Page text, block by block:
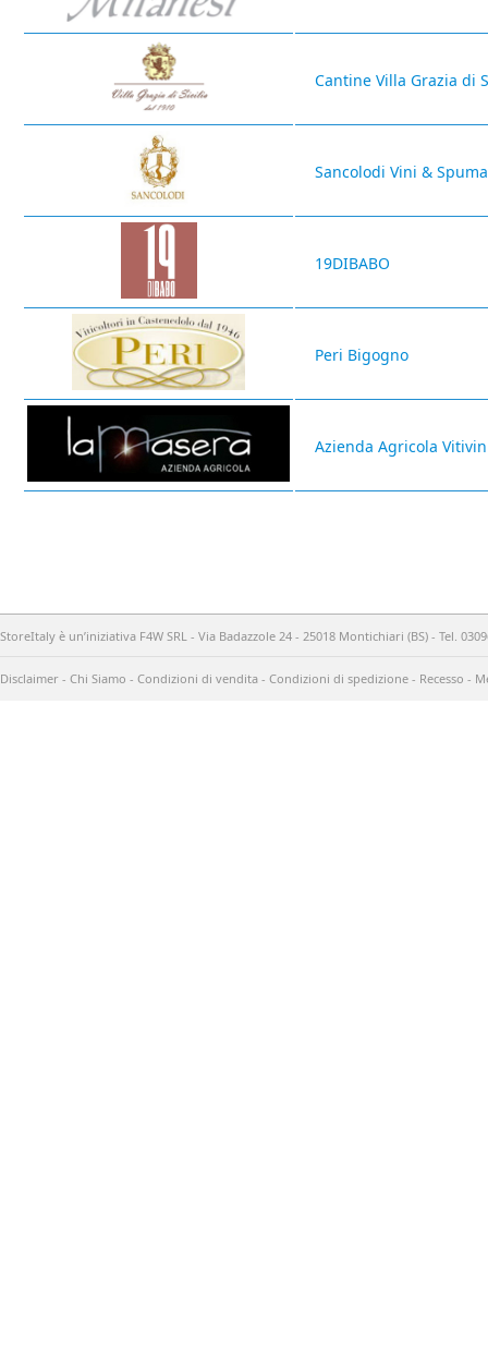
Cantine Villa Grazia di
Sancolodi Vini &
19DIBABO
Peri Bigogno
Azienda Agricola
StoreItaly è un’iniziativa F4W SRL - Via Badazzole 24 - 25018 Montichiari (BS) - Tel.
Disclaimer - Chi Siamo - Condizioni di vendita - Condizioni di spedizione - Recesso -